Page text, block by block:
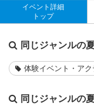
イベント詳細
トップ
同じジャンルの
体験イベント・アク
同じジャンルの